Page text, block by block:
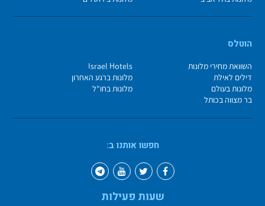
הוטלס
השוואת מחירי מלונות
Israel Hotels
דילים לאילת
מלונות ברגע האחרון
מלונות בעולם
מלונות בחו"ל
בר מצווה בכותל
חפשו אותנו ב:
שעות פעילות